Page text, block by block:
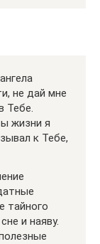
не дай мне
Тебе.
жизни я
к Тебе,
тайного
и наяву.